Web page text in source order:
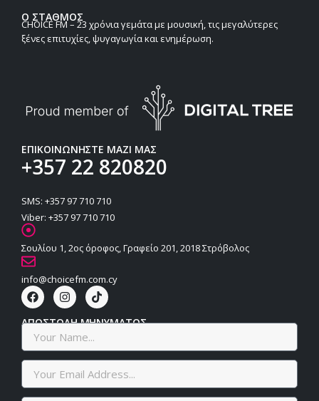
Ο ΣΤΑΘΜΟΣ
CHOICE FM – 23 χρόνια γεμάτα με μουσική, τις μεγαλύτερες
ξένες επιτυχίες, ψυγαγωγία και ενημέρωση.
ΕΠΙΚΟΙΝΩΝΗΣΤΕ ΜΑΖΙ ΜΑΣ
+357 22 820820
SMS: +357 97 710 710
Viber: +357 97 710 710
Σουλίου 1, 2ος όροφος, Γραφείο 201, 2018 Στρόβολος
info@choicefm.com.cy
ΑΠΟΣΤΟΛΗ ΜΗΝΥΜΑΤΟΣ